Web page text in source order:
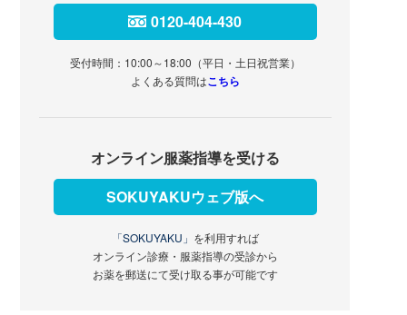
0120-404-430
受付時間：10:00～18:00（平日・土日祝営業）
よくある質問はこちら
オンライン服薬指導を受ける
SOKUYAKUウェブ版へ
「SOKUYAKU」 を利用すれば
オンライン診療・服薬指導の受診から
お薬を郵送にて受け取る事が可能です